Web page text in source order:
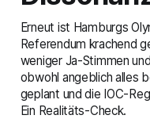
Erneut ist Hamburgs
Referendum krachend
weniger Ja-Stimmen
obwohl angeblich alles
geplant und die IOC-
Ein Realitäts-Check.